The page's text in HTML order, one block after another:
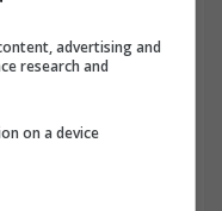
advertising and
research and
on a device